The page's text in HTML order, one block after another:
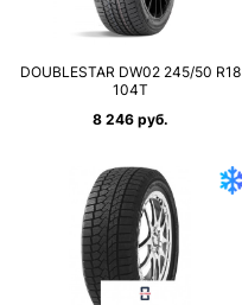
DOUBLESTAR DW02 245/50 R18
104T
8 246 руб.